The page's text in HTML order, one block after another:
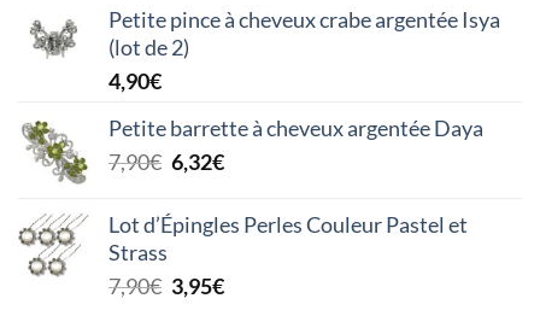
Petite pince à cheveux crabe argentée Isya
(lot de 2)
4,90€
Petite barrette à cheveux argentée Daya
7,90€ Le
initial
était :
6,32€Le
actuel
Lot d’Épingles Perles Couleur Pastel et
Strass
7,90€ Le
3,95€Le